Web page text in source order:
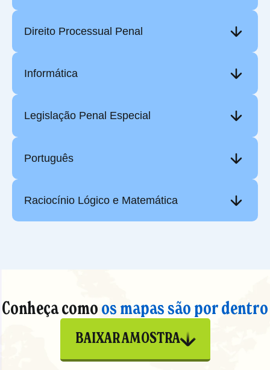
Direito Processual Penal
Informática
Legislação Penal Especial
Português
Raciocínio Lógico e Matemática
Conheça como os mapas são por dentro
BAIXAR AMOSTRA